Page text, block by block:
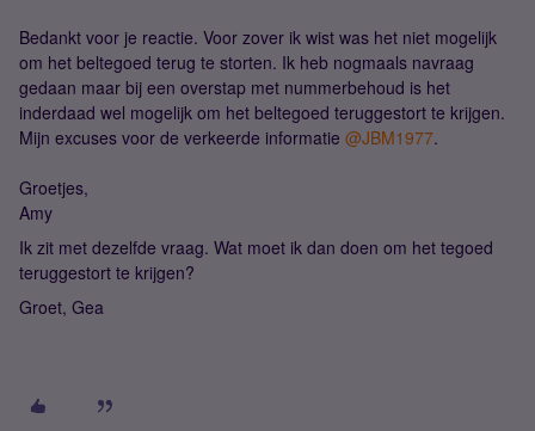
Bedankt voor je reactie. Voor zover ik wist was het niet mogelijk
om het beltegoed terug te storten. Ik heb nogmaals navraag
gedaan maar bij een overstap met nummerbehoud is het
inderdaad wel mogelijk om het beltegoed teruggestort te krijgen.
Mijn excuses voor de verkeerde informatie ​ @JBM1977.
Groetjes,
Amy
Ik zit met dezelfde vraag. Wat moet ik dan doen om het tegoed
teruggestort te krijgen?
Groet, Gea